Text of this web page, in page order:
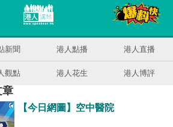
新聞 港人點播 港人直播
觀點 港人花生 港人博評
章
【今日網圖】空中醫院